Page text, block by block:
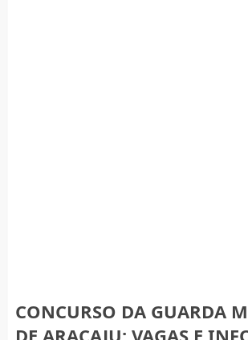
CONCURSO DA GUARDA
DE ARACAJU: VAGAS E